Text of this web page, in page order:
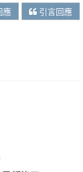
應 引言回應